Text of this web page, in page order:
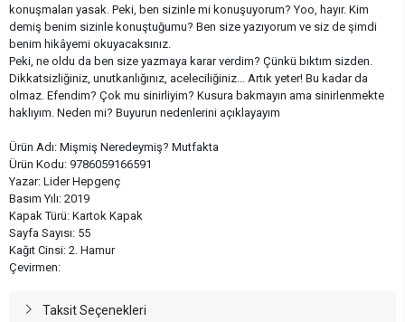
konuşmaları yasak. Peki, ben sizinle mi konuşuyorum? Yoo, hayır. Kim
demiş benim sizinle konuştuğumu? Ben size yazıyorum ve siz de şimdi
benim hikâyemi okuyacaksınız.
Peki, ne oldu da ben size yazmaya karar verdim? Çünkü bıktım sizden.
Dikkatsizliğiniz, unutkanlığınız, aceleciliğiniz... Artık yeter! Bu kadar da
olmaz. Efendim? Çok mu sinirliyim? Kusura bakmayın ama sinirlenmekte
haklıyım. Neden mi? Buyurun nedenlerini açıklayayım
Ürün Adı: Mişmiş Neredeymiş? Mutfakta
Ürün Kodu: 9786059166591
Yazar: Lider Hepgenç
Basım Yılı: 2019
Kapak Türü: Kartok Kapak
Sayfa Sayısı: 55
Kağıt Cinsi: 2. Hamur
Çevirmen:
Taksit Seçenekleri